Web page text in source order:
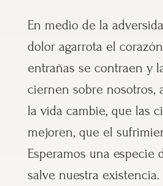
En medio de la
dolor agarrota el
entrañas se contraen y
ciernen sobre nosotros,
la vida cambie, que las
mejoren, que el
Esperamos una especie
salve nuestra existencia.